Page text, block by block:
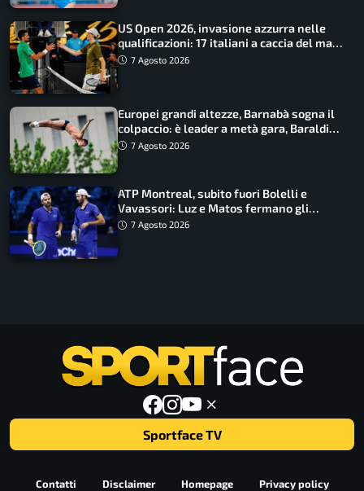
US Open 2026, invasione azzurra nelle
qualificazioni: 17 italiani a caccia del main
draw7 Agosto 2026
Europei grandi altezze, Barnabà sogna il
colpaccio: è leader a metà gara, Baraldi
ancora in corsa
7 Agosto 2026
ATP Montreal, subito fuori Bolelli e
Vavassori: Luz e Matos fermano gli
azzurri
7 Agosto 2026
Sportface TV
Contatti Disclaimer Homepage Privacy policy